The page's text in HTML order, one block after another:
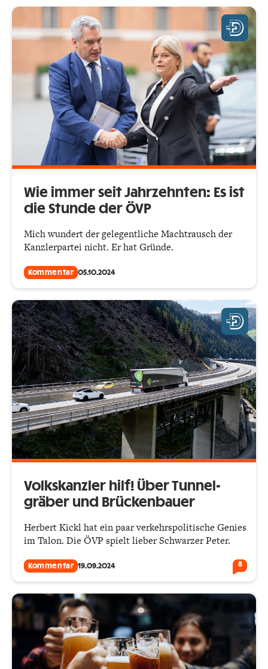
Wie immer seit Jahrzehnten: Es ist
die Stunde der ÖVP
Mich wundert der gelegentliche Machtrausch der
Kanzlerpartei nicht. Er hat Gründe.
Kommentar 05.10.2024
Volkskanzler hilf! Über Tunnel­
gräber und Brückenbauer
Herbert Kickl hat ein paar verkehrspolitische Genies
im Talon. Die ÖVP spielt lieber Schwarzer Peter.
Kommentar 19.09.2024 8